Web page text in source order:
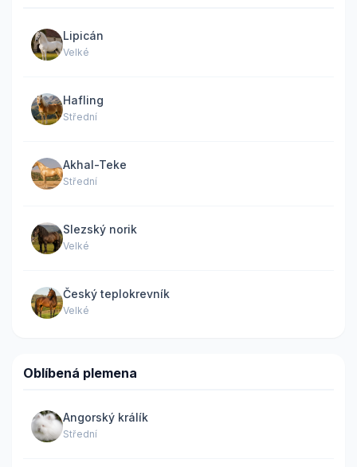
Lipicán
Velké
Hafling
Střední
Akhal-Teke
Střední
Slezský norik
Velké
Český teplokrevník
Velké
Oblíbená plemena
Angorský králík
Střední